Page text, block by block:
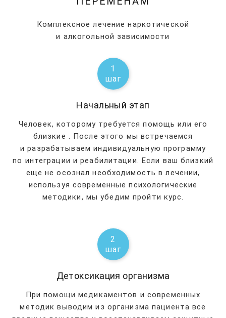
Комплексное лечение наркотической
и алкогольной зависимости
1
шаг
Начальный этап
Человек, которому требуется помощь или его
близкие . После этого мы встречаемся
и разрабатываем индивидуальную программу
по интеграции и реабилитации. Если ваш близкий
еще не осознал необходимость в лечении,
используя современные психологические
методики, мы убедим пройти курс.
2
шаг
Детоксикация организма
При помощи медикаментов и современных
методик выводим из организма пациента все